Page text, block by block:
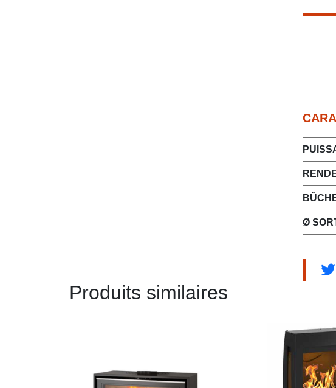
Ø
Produits similaires